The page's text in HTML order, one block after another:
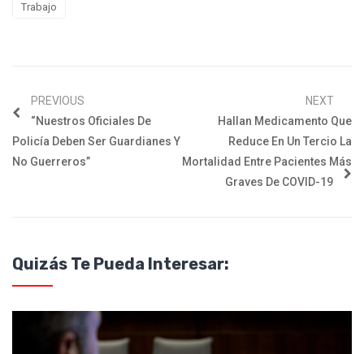
Trabajo
PREVIOUS
“Nuestros Oficiales De
Policía Deben Ser Guardianes Y
No Guerreros”
NEXT
Hallan Medicamento Que
Reduce En Un Tercio La
Mortalidad Entre Pacientes Más
Graves De COVID-19
Quizás Te Pueda Interesar: